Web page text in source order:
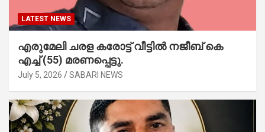
LATEST NEWS
എരുമേലി ചരള കരോട്ട് വീട്ടിൽ നജീബ് കെ
എച്ച് (55) മരണപ്പെട്ടു.
July 5, 2026 SABARI NEWS